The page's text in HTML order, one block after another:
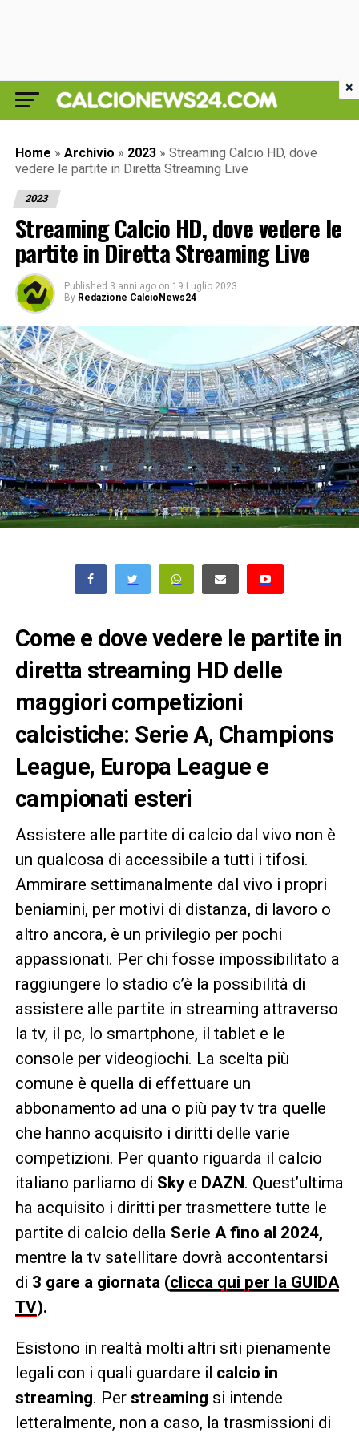
Home » Archivio » 2023 » Streaming Calcio HD, dove
vedere le partite in Diretta Streaming Live
2023
Streaming Calcio HD, dove vedere le
partite in Diretta Streaming Live
Published 3 anni ago on 19 Luglio 2023
By Redazione CalcioNews24
Come e dove vedere le partite in
diretta streaming HD delle
maggiori competizioni
calcistiche: Serie A, Champions
League, Europa League e
campionati esteri
Assistere alle partite di calcio dal vivo non è
un qualcosa di accessibile a tutti i tifosi.
Ammirare settimanalmente dal vivo i propri
beniamini, per motivi di distanza, di lavoro o
altro ancora, è un privilegio per pochi
appassionati. Per chi fosse impossibilitato a
raggiungere lo stadio c’è la possibilità di
assistere alle partite in streaming attraverso
la tv, il pc, lo smartphone, il tablet e le
console per videogiochi. La scelta più
comune è quella di effettuare un
abbonamento ad una o più pay tv tra quelle
che hanno acquisito i diritti delle varie
competizioni. Per quanto riguarda il calcio
italiano parliamo di Skye DAZN . Quest’ultima
ha acquisito i diritti per trasmettere tutte le
partite di calcio della Serie A fino al 2024,
mentre la tv satellitare dovrà accontentarsi
di 3 gare a giornata (clicca qui per la GUIDA
TV).
Esistono in realtà molti altri siti pienamente
legali con i quali guardare il calcio in
streaming. Per streaming si intende
letteralmente, non a caso, la trasmissioni di
×